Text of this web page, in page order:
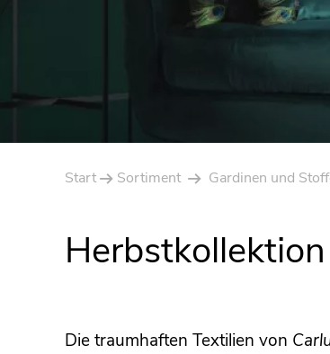
Start Sortiment Gardinen und
Die traumhaften Textilien von